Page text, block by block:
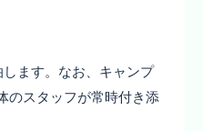
ます。なお、キャンプ
のスタッフが常時付き添